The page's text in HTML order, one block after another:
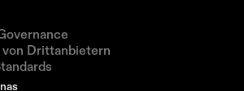
von Drittanbietern